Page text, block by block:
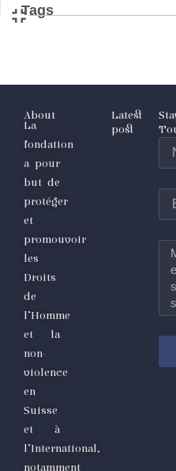
Tags
About
La
fondation
a pour
but de
protéger
et
promouvoir
les
Droits
de
l’Homme
et la
non-
violence
en
Suisse
et à
l’International,
notamment
Latest
post